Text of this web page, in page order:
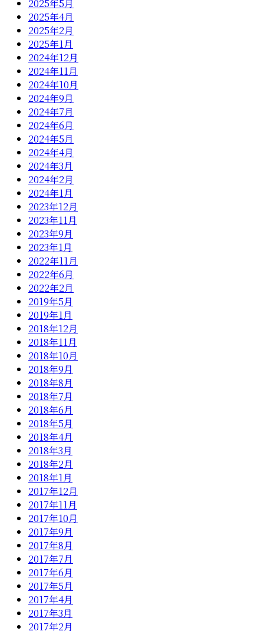
2025年5月
2025年4月
2025年2月
2025年1月
2024年12月
2024年11月
2024年10月
2024年9月
2024年7月
2024年6月
2024年5月
2024年4月
2024年3月
2024年2月
2024年1月
2023年12月
2023年11月
2023年9月
2023年1月
2022年11月
2022年6月
2022年2月
2019年5月
2019年1月
2018年12月
2018年11月
2018年10月
2018年9月
2018年8月
2018年7月
2018年6月
2018年5月
2018年4月
2018年3月
2018年2月
2018年1月
2017年12月
2017年11月
2017年10月
2017年9月
2017年8月
2017年7月
2017年6月
2017年5月
2017年4月
2017年3月
2017年2月